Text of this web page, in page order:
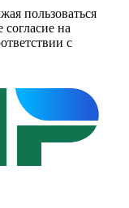
пользоваться
на
с